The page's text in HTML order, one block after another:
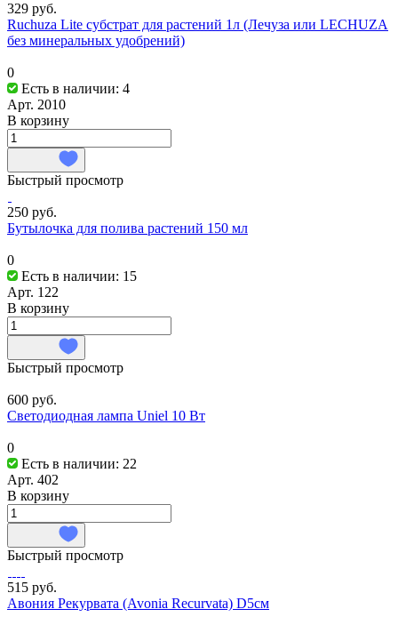
329 руб.
Ruchuza Lite субстрат для растений 1л (Лечуза или LECHUZA
без минеральных удобрений)
0
Есть в наличии: 4
Арт. 2010
В корзину
Быстрый просмотр
250 руб.
Бутылочка для полива растений 150 мл
0
Есть в наличии: 15
Арт. 122
В корзину
Быстрый просмотр
600 руб.
Светодиодная лампа Uniel 10 Вт
0
Есть в наличии: 22
Арт. 402
В корзину
Быстрый просмотр
515 руб.
Авония Рекурвата (Avonia Recurvata) D5см